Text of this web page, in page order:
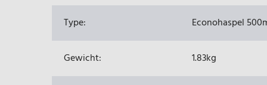
Type: Econohaspel
Gewicht: 1.83kg